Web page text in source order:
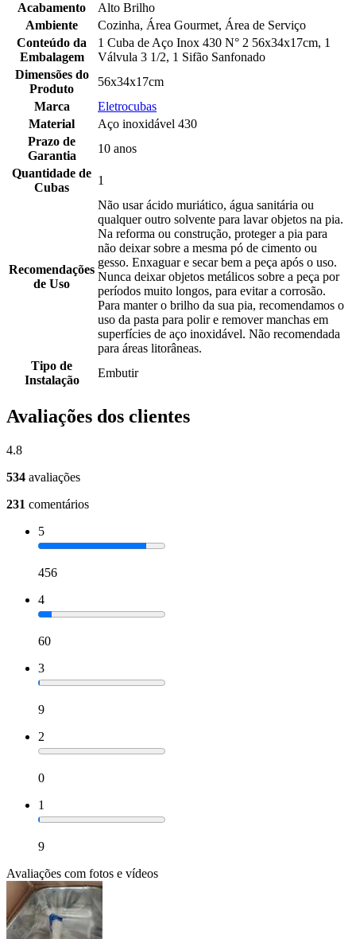
Acabamento
Alto Brilho
Ambiente
Cozinha, Área Gourmet, Área de Serviço
Conteúdo da
Embalagem
1 Cuba de Aço Inox 430 N° 2 56x34x17cm, 1
Válvula 3 1/2, 1 Sifão Sanfonado
Dimensões do
Produto
56x34x17cm
Marca
Eletrocubas
Material
Aço inoxidável 430
Prazo de
Garantia
10 anos
Quantidade de
Cubas
1
Recomendações
de Uso
Não usar ácido muriático, água sanitária ou
qualquer outro solvente para lavar objetos na pia.
Na reforma ou construção, proteger a pia para
não deixar sobre a mesma pó de cimento ou
gesso. Enxaguar e secar bem a peça após o uso.
Nunca deixar objetos metálicos sobre a peça por
períodos muito longos, para evitar a corrosão.
Para manter o brilho da sua pia, recomendamos o
uso da pasta para polir e remover manchas em
superfícies de aço inoxidável. Não recomendada
para áreas litorâneas.
Tipo de
Instalação
Embutir
Avaliações dos clientes
4.8
534 avaliações
231 comentários
5
456
4
60
3
9
2
0
1
9
Avaliações com fotos e vídeos